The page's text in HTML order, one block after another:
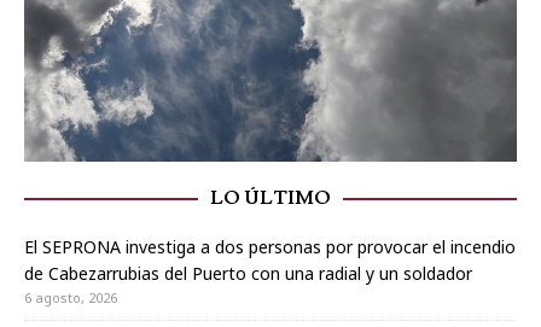
LO ÚLTIMO
El SEPRONA investiga a dos personas por provocar el incendio
de Cabezarrubias del Puerto con una radial y un soldador
6 agosto, 2026